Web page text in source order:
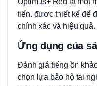
tiến, được thiết kế để
chính xác và hiệu quả.
Ứng dụng của
Đánh giá tiếng ồn
chọn lựa bảo hộ tai